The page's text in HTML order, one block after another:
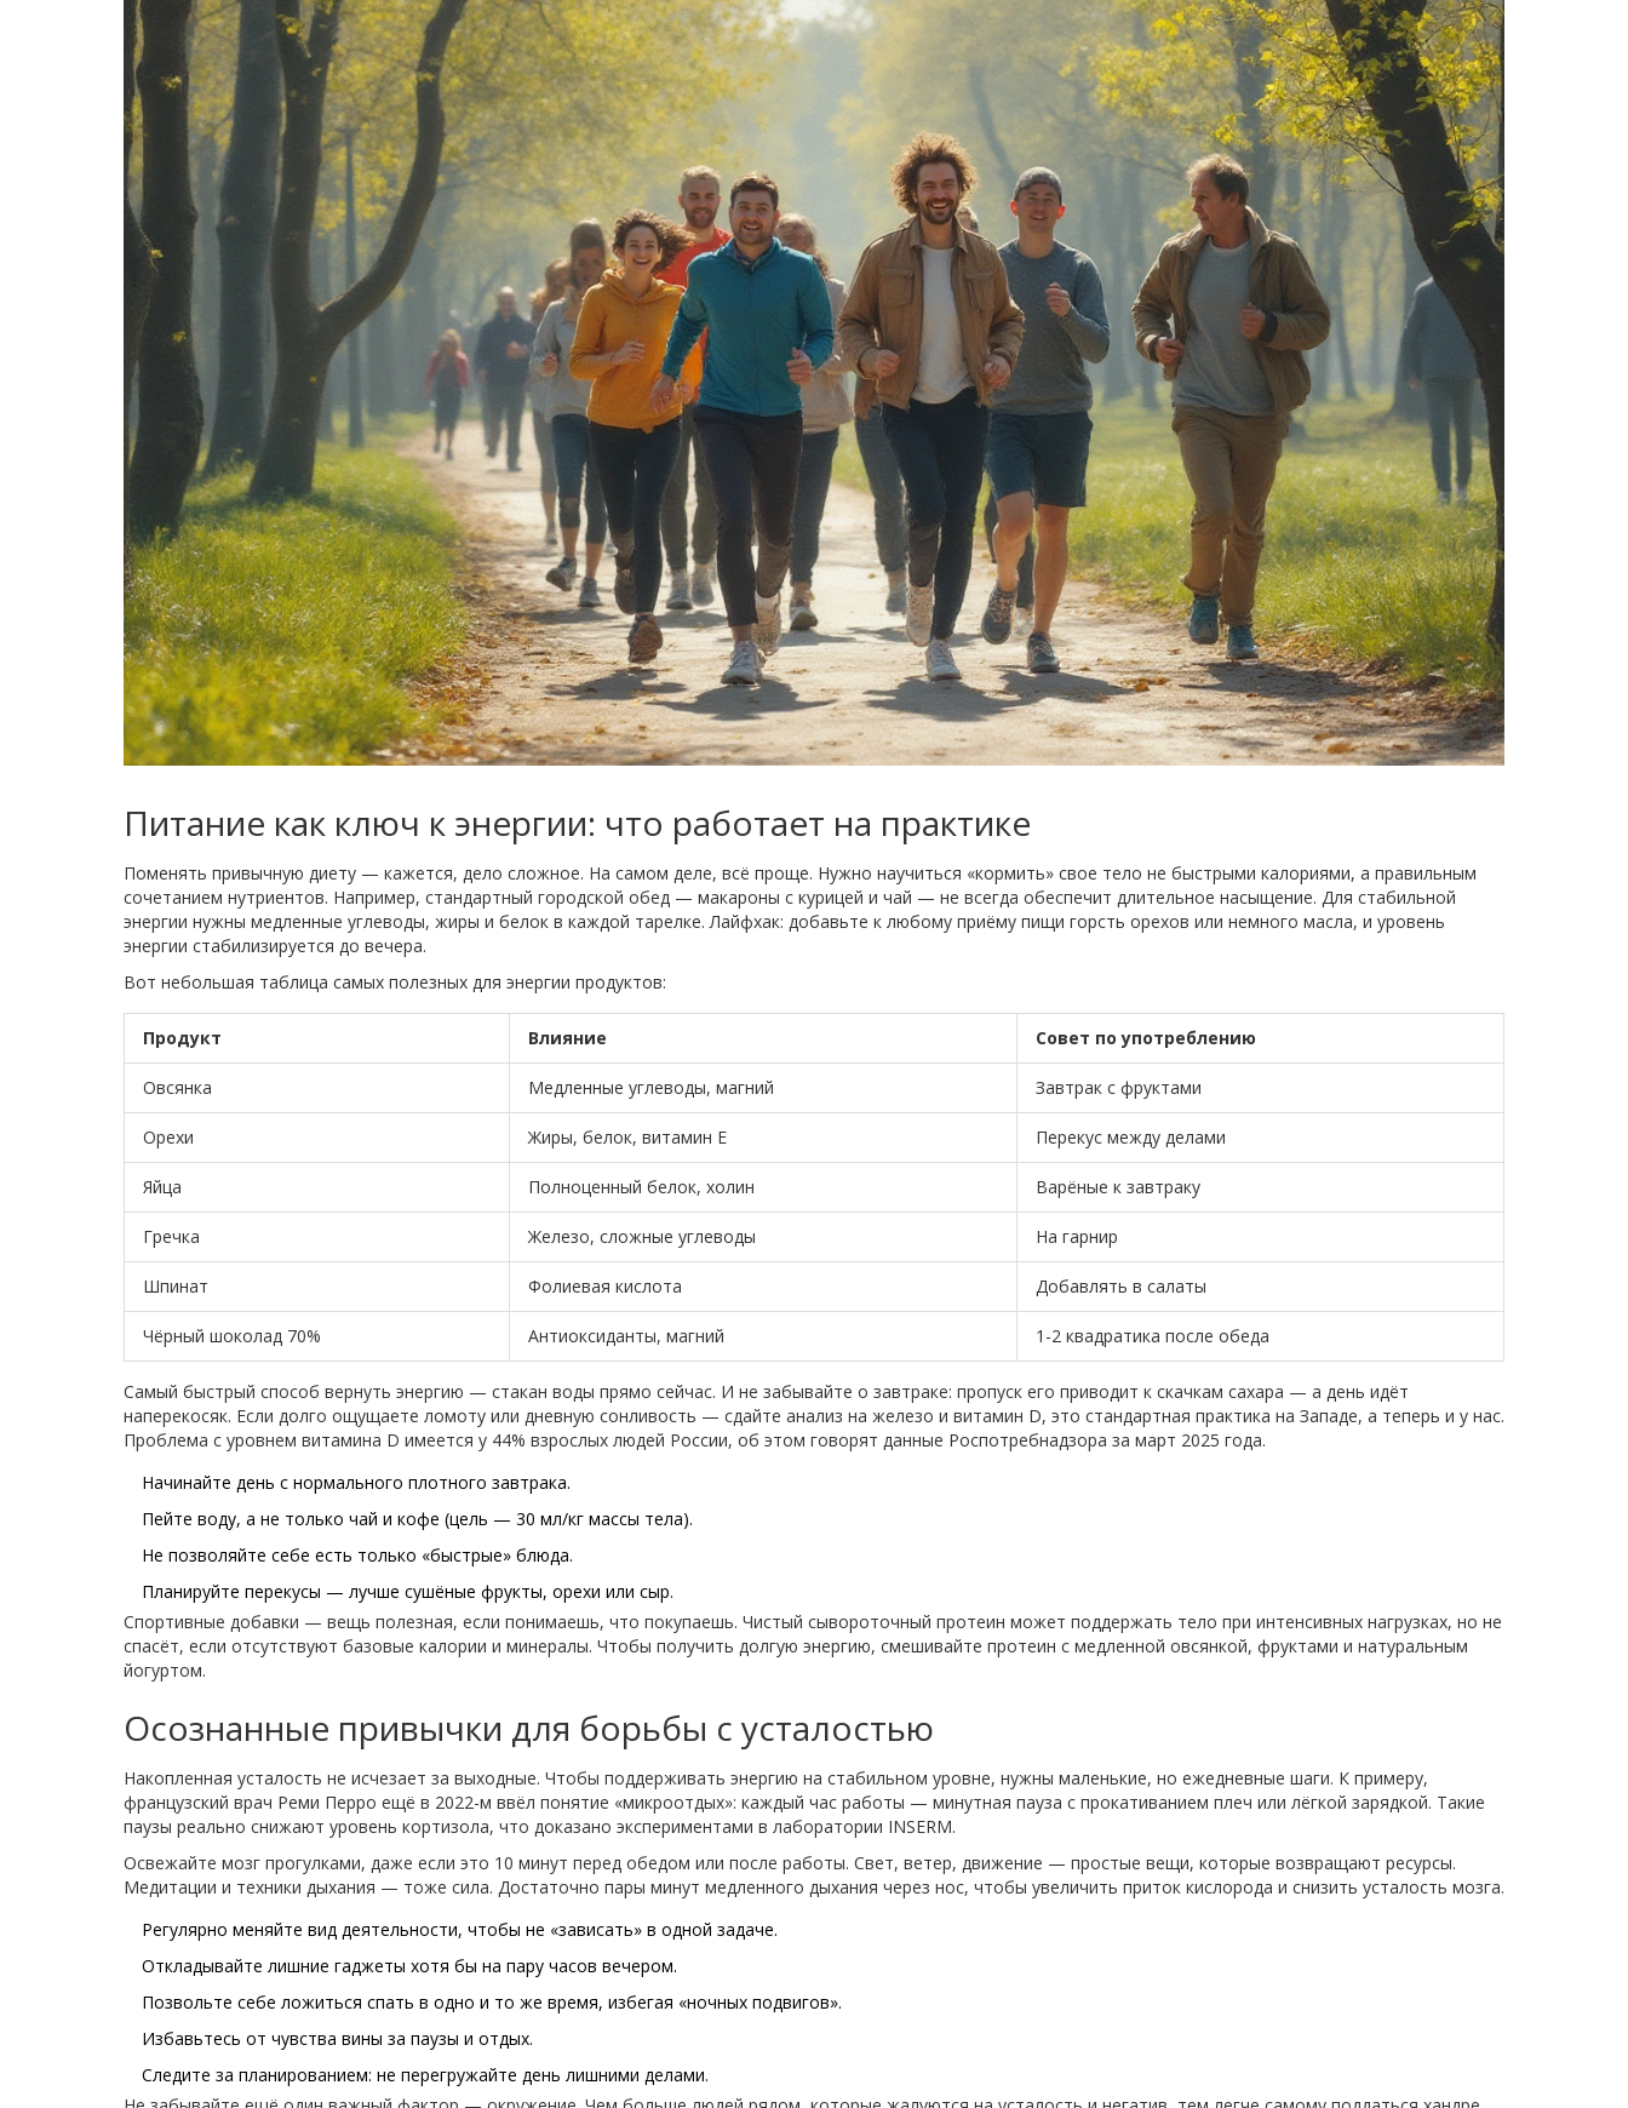
Питание как ключ к энергии: что работает на практике
Поменять привычную диету — кажется, дело сложное. На самом деле, всё проще. Нужно научиться «кормить» свое тело не быстрыми калориями, а правильным
сочетанием нутриентов. Например, стандартный городской обед — макароны с курицей и чай — не всегда обеспечит длительное насыщение. Для стабильной
энергии нужны медленные углеводы, жиры и белок в каждой тарелке. Лайфхак: добавьте к любому приёму пищи горсть орехов или немного масла, и уровень
энергии стабилизируется до вечера.
Вот небольшая таблица самых полезных для энергии продуктов:
Продукт Влияние Совет по употреблению
Овсянка Медленные углеводы, магний Завтрак с фруктами
Орехи Жиры, белок, витамин E Перекус между делами
Яйца Полноценный белок, холин Варёные к завтраку
Гречка Железо, сложные углеводы На гарнир
Шпинат Фолиевая кислота Добавлять в салаты
Чёрный шоколад 70% Антиоксиданты, магний 1-2 квадратика после обеда
Самый быстрый способ вернуть энергию — стакан воды прямо сейчас. И не забывайте о завтраке: пропуск его приводит к скачкам сахара — а день идёт
наперекосяк. Если долго ощущаете ломоту или дневную сонливость — сдайте анализ на железо и витамин D, это стандартная практика на Западе, а теперь и у нас.
Проблема с уровнем витамина D имеется у 44% взрослых людей России, об этом говорят данные Роспотребнадзора за март 2025 года.
Начинайте день с нормального плотного завтрака.
Пейте воду, а не только чай и кофе (цель — 30 мл/кг массы тела).
Не позволяйте себе есть только «быстрые» блюда.
Планируйте перекусы — лучше сушёные фрукты, орехи или сыр.
Спортивные добавки — вещь полезная, если понимаешь, что покупаешь. Чистый сывороточный протеин может поддержать тело при интенсивных нагрузках, но не
спасёт, если отсутствуют базовые калории и минералы. Чтобы получить долгую энергию, смешивайте протеин с медленной овсянкой, фруктами и натуральным
йогуртом.
Осознанные привычки для борьбы с усталостью
Накопленная усталость не исчезает за выходные. Чтобы поддерживать энергию на стабильном уровне, нужны маленькие, но ежедневные шаги. К примеру,
французский врач Реми Перро ещё в 2022-м ввёл понятие «микроотдых»: каждый час работы — минутная пауза с прокативанием плеч или лёгкой зарядкой. Такие
паузы реально снижают уровень кортизола, что доказано экспериментами в лаборатории INSERM.
Освежайте мозг прогулками, даже если это 10 минут перед обедом или после работы. Свет, ветер, движение — простые вещи, которые возвращают ресурсы.
Медитации и техники дыхания — тоже сила. Достаточно пары минут медленного дыхания через нос, чтобы увеличить приток кислорода и снизить усталость мозга.
Регулярно меняйте вид деятельности, чтобы не «зависать» в одной задаче.
Откладывайте лишние гаджеты хотя бы на пару часов вечером.
Позвольте себе ложиться спать в одно и то же время, избегая «ночных подвигов».
Избавьтесь от чувства вины за паузы и отдых.
Следите за планированием: не перегружайте день лишними делами.